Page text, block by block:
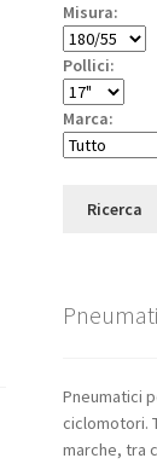
Misura:
Pollici:
Marca:
Ricerca
Pneumatici
ciclomotori.
marche, tra